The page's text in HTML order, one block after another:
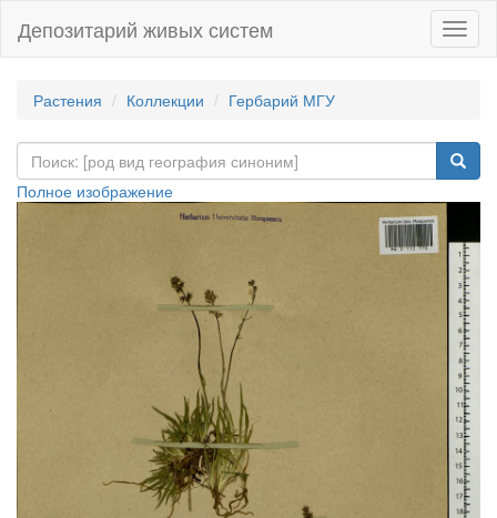
Депозитарий живых систем
Растения Коллекции Гербарий МГУ
Полное изображение